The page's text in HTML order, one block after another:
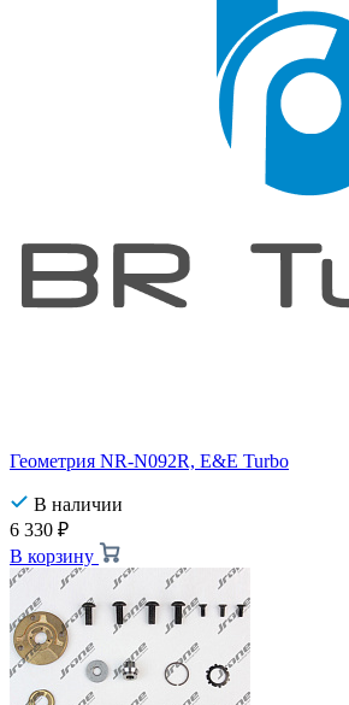
Геометрия NR-N092R, E&E Turbo
В наличии
6 330 ₽
В корзину